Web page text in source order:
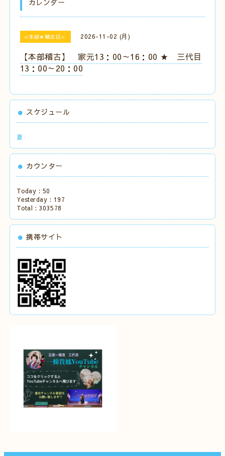
≪本部★稽古日≫ 2026-11-02 (月)
【本部稽古】 家元13：00～16：00 ★ 三代目
13：00～20：00
スケジュール
夏
カウンター
Today : 50
Yesterday : 197
Total : 303578
携帯サイト